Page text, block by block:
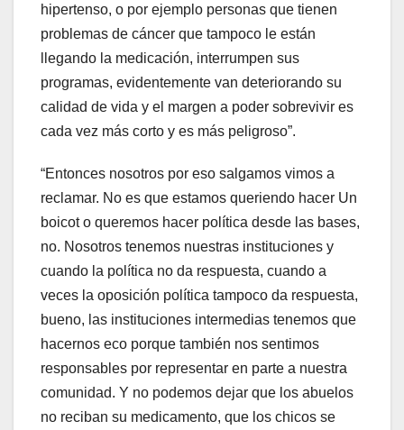
hipertenso, o por ejemplo personas que tienen
problemas de cáncer que tampoco le están
llegando la medicación, interrumpen sus
programas, evidentemente van deteriorando su
calidad de vida y el margen a poder sobrevivir es
cada vez más corto y es más peligroso”.
“Entonces nosotros por eso salgamos vimos a
reclamar. No es que estamos queriendo hacer Un
boicot o queremos hacer política desde las bases,
no. Nosotros tenemos nuestras instituciones y
cuando la política no da respuesta, cuando a
veces la oposición política tampoco da respuesta,
bueno, las instituciones intermedias tenemos que
hacernos eco porque también nos sentimos
responsables por representar en parte a nuestra
comunidad. Y no podemos dejar que los abuelos
no reciban su medicamento, que los chicos se